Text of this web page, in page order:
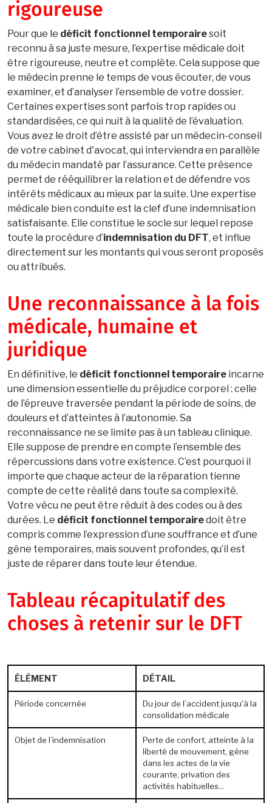
rigoureuse
Pour que le déficit fonctionnel temporairesoit
reconnu à sa juste mesure, l’expertise médicale doit
être rigoureuse, neutre et complète. Cela suppose que
le médecin prenne le temps de vous écouter, de vous
examiner, et d’analyser l’ensemble de votre dossier.
Certaines expertises sont parfois trop rapides ou
standardisées, ce qui nuit à la qualité de l’évaluation.
Vous avez le droit d’être assisté par un médecin-conseil
de votre cabinet d'avocat, qui interviendra en parallèle
du médecin mandaté par l’assurance. Cette présence
permet de rééquilibrer la relation et de défendre vos
intérêts médicaux au mieux par la suite. Une expertise
médicale bien conduite est la clef d’une indemnisation
satisfaisante. Elle constitue le socle sur lequel repose
toute la procédure d’indemnisation du DFT, et influe
directement sur les montants qui vous seront proposés
ou attribués.
Une reconnaissance à la fois
médicale, humaine et
juridique
En définitive, le déficit fonctionnel temporaire incarne
une dimension essentielle du préjudice corporel : celle
de l’épreuve traversée pendant la période de soins, de
douleurs et d’atteintes à l’autonomie. Sa
reconnaissance ne se limite pas à un tableau clinique.
Elle suppose de prendre en compte l’ensemble des
répercussions dans votre existence. C’est pourquoi il
importe que chaque acteur de la réparation tienne
compte de cette réalité dans toute sa complexité.
Votre vécu ne peut être réduit à des codes ou à des
durées. Le déficit fonctionnel temporairedoit être
compris comme l’expression d’une souffrance et d’une
gêne temporaires, mais souvent profondes, qu’il est
juste de réparer dans toute leur étendue.
Tableau récapitulatif des
choses à retenir sur le DFT
ÉLÉMENT DÉTAIL
Période concernée
Du jour de l’accident jusqu'à la
consolidation médicale
Objet de l’indemnisation
Perte de confort, atteinte à la
liberté de mouvement, gêne
dans les actes de la vie
courante, privation des
activités habituelles...